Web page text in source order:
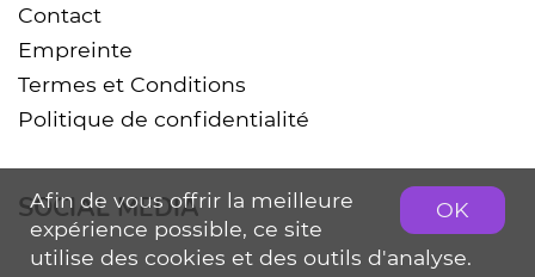
Contact
Empreinte
Termes et Conditions
Politique de confidentialité
SOCIAL MEDIA OK
Afin de vous offrir la meilleure
expérience possible, ce site
utilise des cookies et des outils d'analyse.